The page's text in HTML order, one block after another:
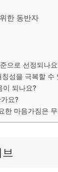
한 동반자
으로 선정되나
성을 극복할 수
이 되나요?
요?
한 마음가짐은